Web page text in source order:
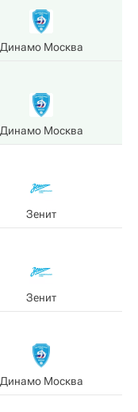
Динамо Москва
Динамо Москва
Зенит
Зенит
Динамо Москва